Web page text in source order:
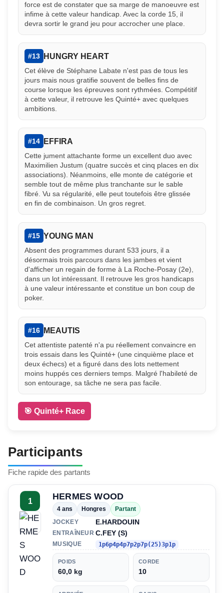
force est de constater que sa marge de manoeuvre est
infime à cette valeur handicap. Avec la corde 15, il
devra sortir le grand jeu pour accrocher une place.
#13 HUNGRY HEART
Cet élève de Stéphane Labate n'est pas de tous les
jours mais nous gratifie souvent de belles fins de
course lorsque les épreuves sont rythmées. Compétitif
à cette valeur, il retrouve les Quinté+ avec quelques
ambitions.
#14 EFFIRA
Cette jument attachante forme un excellent duo avec
Maximilien Justum (quatre succès et cinq places en dix
associations). Néanmoins, elle monte de catégorie et
semble tout de même plus tranchante sur le sable
fibré. Vu sa régularité, elle peut toutefois être glissée
en fin de combinaison. Un gros regret.
#15 YOUNG MAN
Absent des programmes durant 533 jours, il a
désormais trois parcours dans les jambes et vient
d'afficher un regain de forme à La Roche-Posay (2e),
dans un lot intéressant. Il retrouve les gros handicaps
à une valeur intéressante et constitue un bon coup de
poker.
#16 MEAUTIS
Cet attentiste patenté n'a pu réellement convaincre en
trois essais dans les Quinté+ (une cinquième place et
deux échecs) et a figuré dans des lots nettement
moins huppés ces derniers temps. Malgré l'habileté de
son entourage, sa tâche ne sera pas facile.
🎯 Quinté+ Race
Participants
Fiche rapide des partants
1 HERMES WOOD
4 ans Hongres
Partant
JOCKEY
E.HARDOUIN
ENTRAÎNEUR C.FEY (S)
MUSIQUE 1p6p4p4p7p2p7p(25)3p1p
POIDS
60,0 kg
CORDE
10